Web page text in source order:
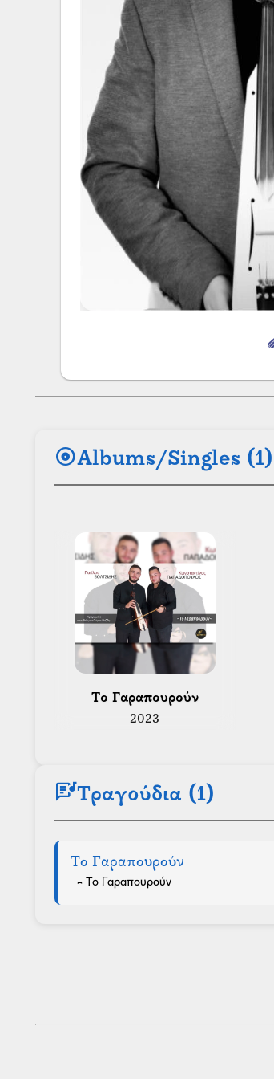
albumAlbums/Singles (1)
Το Γαραπουρούν
2023
lyricsΤραγούδια (1)
Το Γαραπουρούν
- Το Γαραπουρούν